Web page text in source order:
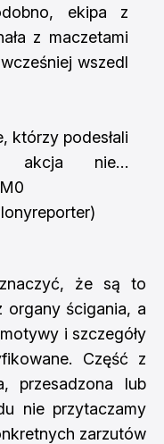
ekipa z
z maczetami
wszedl
którzy podesłali
akcja nie…
że są to
organy ścigania, a
i szczegóły
Część z
przesadzona lub
nie przytaczamy
zarzutów